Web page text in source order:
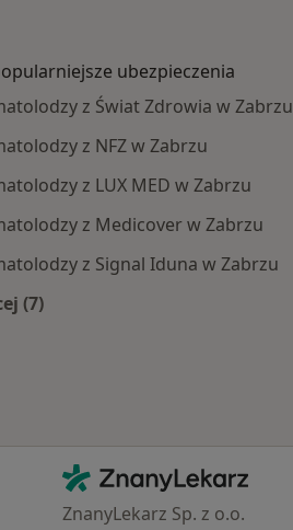
ubezpieczenia
z Świat Zdrowia w Zabrzu
z NFZ w Zabrzu
z LUX MED w Zabrzu
z Medicover w Zabrzu
z Signal Iduna w Zabrzu
(7)
Kontakt
ZnanyLekarz - Strona główna
ZnanyLekarz Sp. z o.o.